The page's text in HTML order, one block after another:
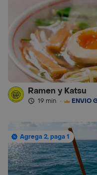
Ramen y Katsu
19 min · ENVÍO
Agrega 2, paga 1